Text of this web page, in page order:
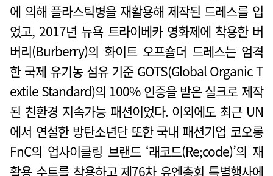
에 의해 플라스틱병을 재활용해 제작된 드레스를 입
었고, 2017년 뉴욕 트라이베카 영화제에 착용한 버
버리(Burberry)의 화이트 오프숄더 드레스는 엄격
한 국제 유기농 섬유 기준 GOTS(Global Organic T
extile Standard)의 100% 인증을 받은 실크로 제작
된 친환경 지속가능 패션이었다. 이외에도 최근 UN
에서 연설한 방탄소년단 또한 국내 패션기업 코오롱
FnC의 업사이클링 브랜드 ‘래코드(Re;code)’의 재
활용 수트를 착용하고 제76차 유엔총회 특별행사에